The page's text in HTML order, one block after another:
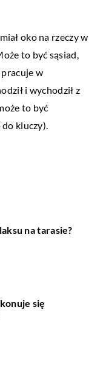
oko na rzeczy w
to być sąsiad,
w
i wychodził z
to być
kluczy).
na tarasie?
się